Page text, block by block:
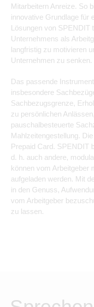
Mitarbeitern Anreize. So
innovative Grundlage für
Lösungen von SPENDIT
Unternehmens als
langfristig zu motivieren
Unternehmen zu senken.
Das passende
insbesondere
Sachbezugsgrenze,
zu persönlichen
pauschalbesteuerte
Mahlzeitengestellung.
Prepaid Card. SPENDIT
d. h. auch andere,
können vom Arbeitgeber
aufgeladen werden. Mit
in den Genuss,
vom Arbeitgeber
zu lassen.